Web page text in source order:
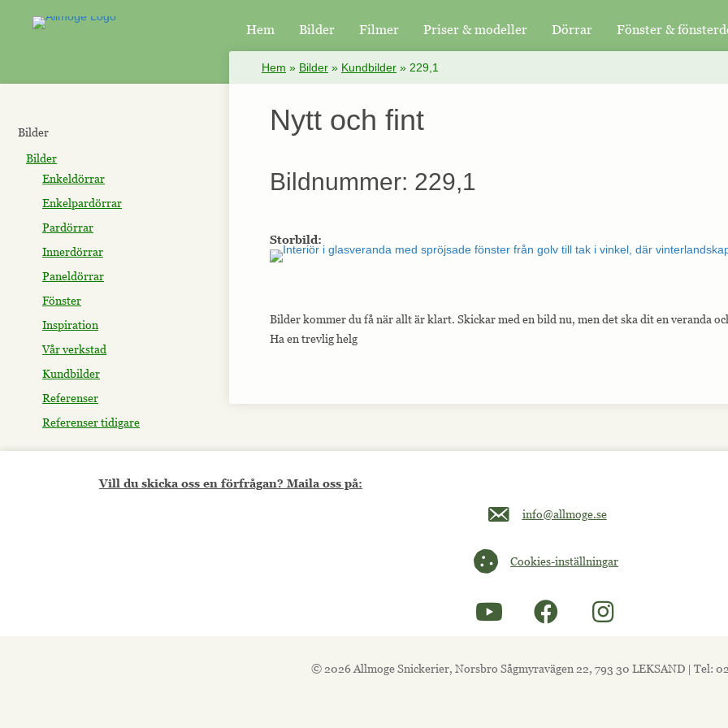
Hem Bilder Filmer Priser & modeller Dörrar Fönster &
Bilder
Bilder
Enkeldörrar
Enkelpardörrar
Pardörrar
Innerdörrar
Paneldörrar
Fönster
Inspiration
Vår verkstad
Kundbilder
Referenser
Referenser tidigare
Hem » Bilder » Kundbilder » 229,1
Nytt och fint
Bildnummer: 229,1
Storbild:
Bilder kommer du få när allt är klart. Skickar med en bild nu, men det ska dit en veranda
​Ha en trevlig helg
Vill du skicka oss en förfrågan? Maila oss på:
Maila oss på info@allmoge.se
info@allmoge.se
Cookies-inställningar
Cookies-inställningar
© 2026 Allmoge Snickerier, Norsbro Sågmyravägen 22, 793 30 LEKSAND | Tel: